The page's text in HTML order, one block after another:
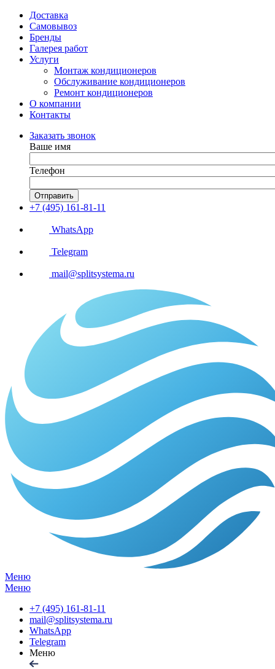
Доставка
Самовывоз
Бренды
Галерея работ
Услуги
Монтаж кондиционеров
Обслуживание кондиционеров
Ремонт кондиционеров
О компании
Контакты
Заказать звонок
Ваше имя
Телефон
Отправить
+7 (495) 161-81-11
WhatsApp
Telegram
mail@splitsystema.ru
Меню
Меню
+7 (495) 161-81-11
mail@splitsystema.ru
WhatsApp
Telegram
Меню